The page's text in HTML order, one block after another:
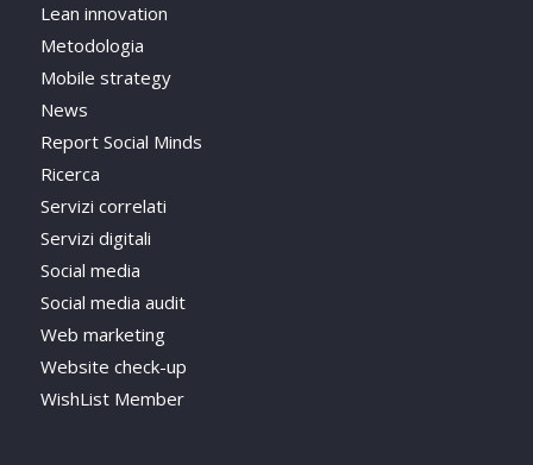
Lean innovation
Metodologia
Mobile strategy
News
Report Social Minds
Ricerca
Servizi correlati
Servizi digitali
Social media
Social media audit
Web marketing
Website check-up
WishList Member